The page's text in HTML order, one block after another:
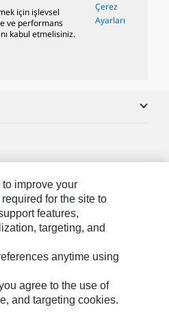
için işlevsel
ve performans
kabul etmelisiniz.
Çerez
Ayarları
Iletişim
improve your
for the site to
features,
targeting, and
anytime using
agree to the use of
and targeting cookies.